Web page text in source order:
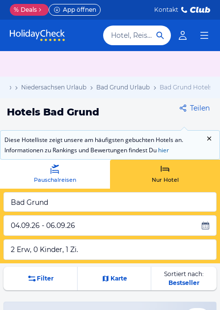
% Deals App öffnen Kontakt
Hotel, Reiseziel
Niedersachsen Urlaub Bad Grund Urlaub Bad Grund Hotels
Hotels Bad Grund Teilen
Diese Hotelliste zeigt unsere am häufigsten gebuchten Hotels an.
Informationen zu Rankings und Bewertungen findest Du hier
Pauschalreisen Nur Hotel
Bad Grund
04.09.26 - 06.09.26
2 Erw, 0 Kinder, 1 Zi.
Filter Karte
Sortiert nach:
Bestseller